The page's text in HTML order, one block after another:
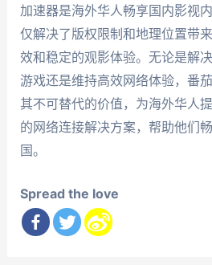
加速器是海外华人畅享国内影视
仅解决了版权限制和地理位置带
效和稳定的观影体验。无论是解
游戏还是维持高效网络体验，番
其不可替代的价值，为海外华人
的网络连接解决方案，帮助他们
国。
Spread the love